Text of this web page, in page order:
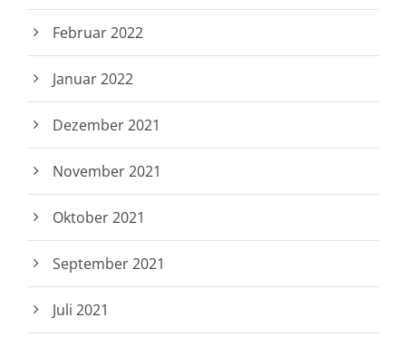
Februar 2022
Januar 2022
Dezember 2021
November 2021
Oktober 2021
September 2021
Juli 2021